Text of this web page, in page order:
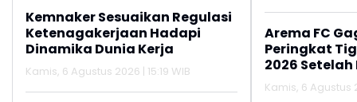
Kemnaker Sesuaikan Regulasi
Ketenagakerjaan Hadapi
Dinamika Dunia Kerja
Kamis, 6 Agustus 2026 | 15:19 WIB
Arema FC
Peringkat
2026
Persija
Kamis, 6 Agustus